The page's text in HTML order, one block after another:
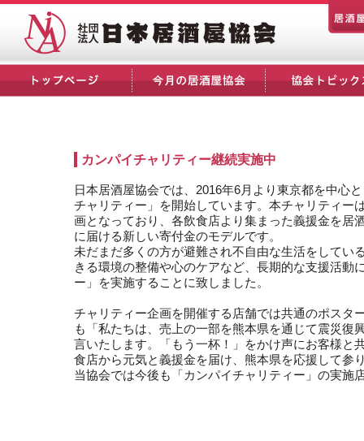
カンパイチャリティー継続実施中
日本居酒屋協会では、2016年6月より東京都を中心
チャリティー」を開始しています。本チャリティー
画となっており、各飲食店より集まった義援金を居
に届ける新しい寄付金のモデルです。
未だまだ多くの方が避難され不自由な生活をしてい
きる環境の整備や心のケアなど、長期的な支援活動
ー」を実施することに致しました。
チャリティー企画を開催する店舗では共通のポスタ
も「私たちは、売上の一部を熊本県を通じて震災復
言いたします。「もう一杯！」をかけ声にお客様と
食店から元気と義援金を届け、熊本県を応援して参
当協会では今後も「カンパイチャリティー」の実施